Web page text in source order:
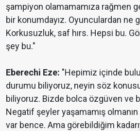
şampiyon olamamamıza rağmen
bir konumdayız. Oyunculardan ne
Korkusuzluk, saf hırs. Hepsi bu.
şey bu."
Eberechi Eze: "Hepimiz içinde
durumu biliyoruz, neyin söz
biliyoruz. Bizde bolca özgüven ve
Negatif şeyler yaşamamış
var bence. Ama görebildiğim